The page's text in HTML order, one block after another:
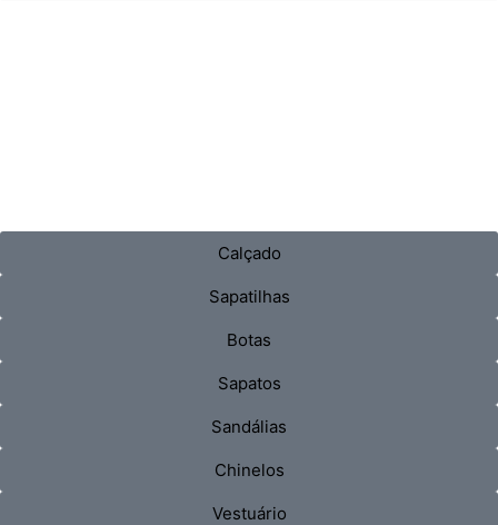
Calçado
Sapatilhas
Botas
Sapatos
Sandálias
Chinelos
Vestuário